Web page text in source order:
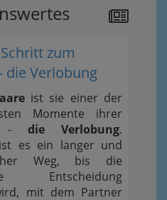
zum
die Verlobung
ist sie einer der
Momente ihrer
- die Verlobung.
es ein langer und
Weg, bis die
Entscheidung
mit dem Partner